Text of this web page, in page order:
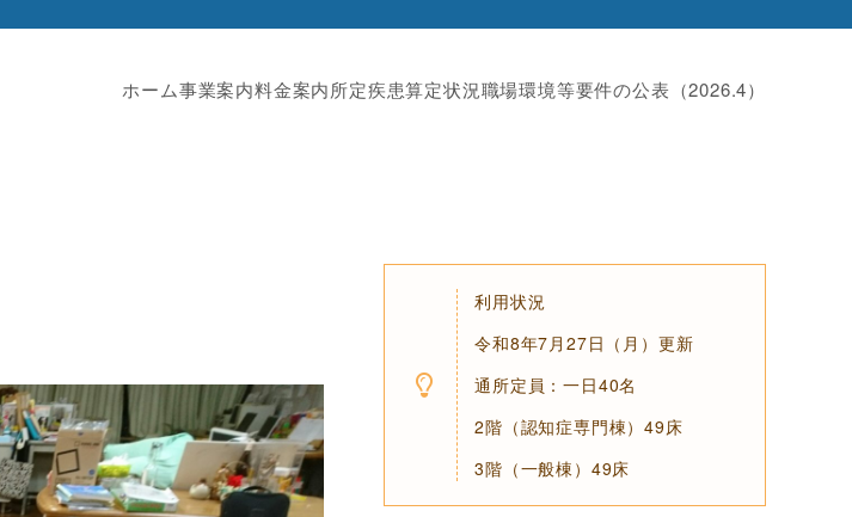
ホーム事業案内料金案内所定疾患算定状況職場環境等要件の公表（2026.4）
利用状況
令和8年7月27日（月）更新
通所定員：一日40名
2階（認知症専門棟）49床
3階（一般棟）49床